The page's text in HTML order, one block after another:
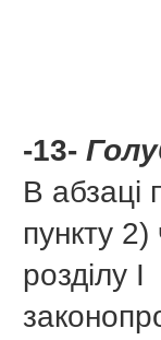
-13-
В абзаці
пункту
розділу І